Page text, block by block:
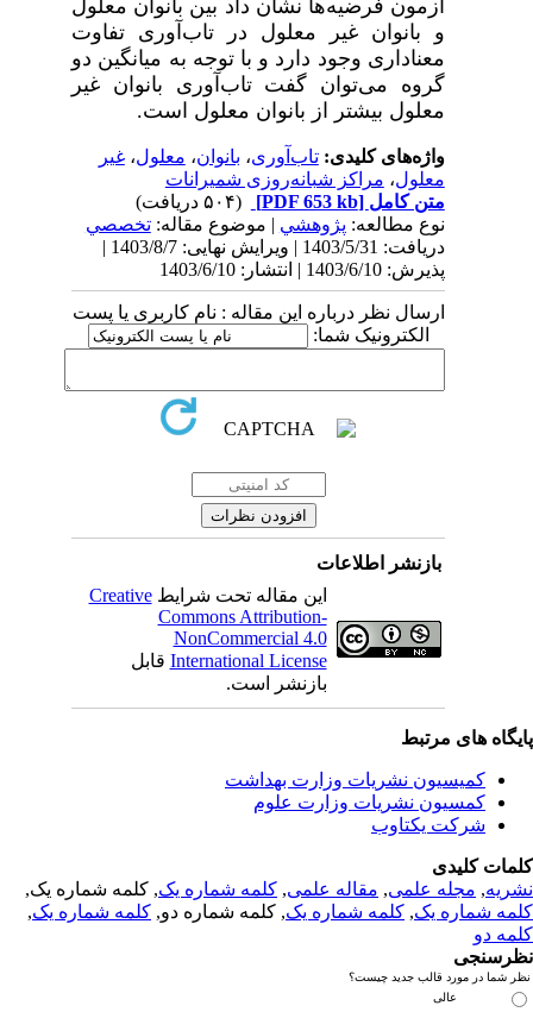
آزمون فرضیه‌ها نشان داد بین بانوان معلول
و بانوان غیر معلول در تاب‌آوری تفاوت
معناداری وجود دارد و با توجه به میانگین دو
گروه می‌توان گفت تاب‌آوری بانوان غیر
معلول بیشتر از بانوان معلول است.
واژه‌های کلیدی:تاب‌آوری،بانوان ،معلول،غیر
معلول،مراکز شبانه‌روزی شمیرانات
متن کامل[PDF 653 kb]
نوع مطالعه:پژوهشي| موضوع مقاله:تخصصي
دریافت: 1403/5/31 | ویرایش نهایی: 1403/8/7 |
پذیرش: 1403/6/10 | انتشار: 1403/6/10
ارسال نظر درباره این مقاله : نام کاربری یا پست
الکترونیک شما:
بازنشر اطلاعات
این مقاله تحت شرایطCreative
Commons Attribution-
NonCommercial 4.0
International Licenseقابل
بازنشر است.
های مرتبط
کمیسیون نشریات وزارت بهداشت
کمسیون نشریات وزارت علوم
شرکت یکتاوب
کلیدی
,مجله علمی, مقاله علمی, کلمه شماره یک, کلمه شماره یک,
شماره یک,کلمه شماره یک, کلمه شماره دو,کلمه شماره یک,
دو
شما در مورد قالب جدید چیست؟
عالی